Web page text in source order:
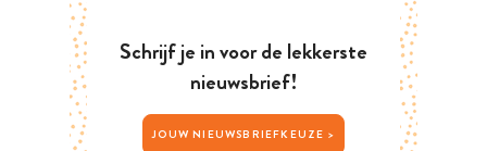
Schrijf je in voor de lekkerste
nieuwsbrief!
JOUW NIEUWSBRIEFKEUZE >